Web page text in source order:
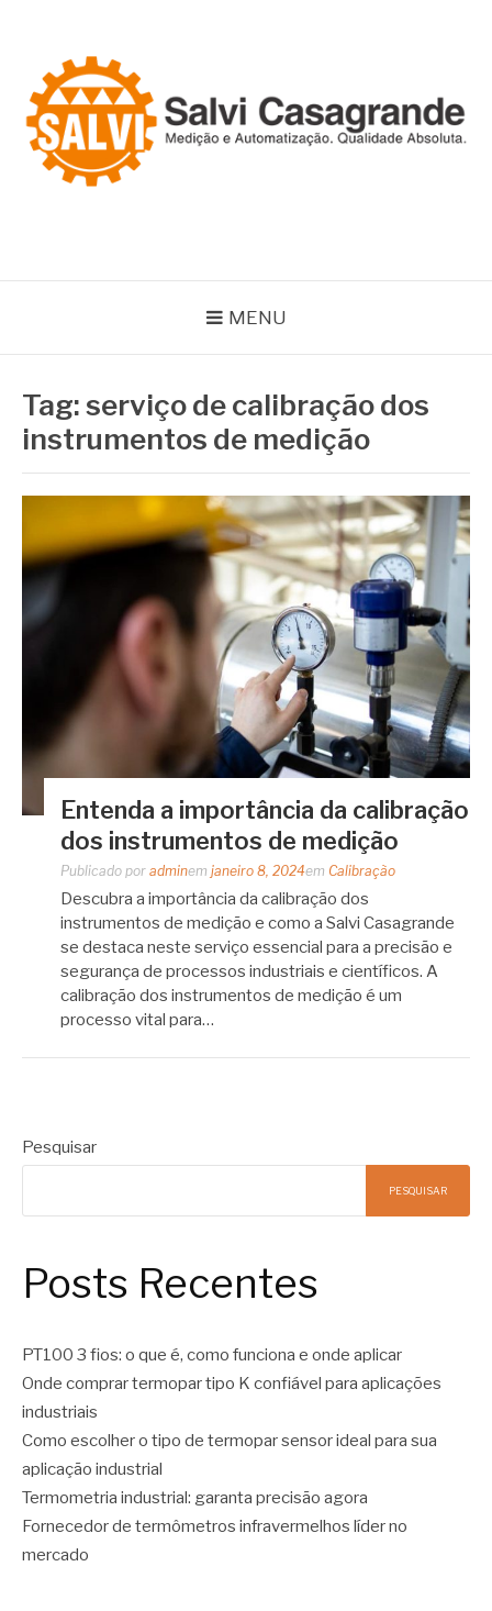
conteúdo
MENU
Tag:serviço de calibração dos
instrumentos de medição
Entenda a importância da calibração
dos instrumentos de medição
Publicado por adminem janeiro 8, 2024em Calibração
Descubra a importância da calibração dos
instrumentos de medição e como a Salvi Casagrande
se destaca neste serviço essencial para a precisão e
segurança de processos industriais e científicos. A
calibração dos instrumentos de medição é um
processo vital para…
Pesquisar
PESQUISAR
Posts Recentes
PT100 3 fios: o que é, como funciona e onde aplicar
Onde comprar termopar tipo K confiável para aplicações
industriais
Como escolher o tipo de termopar sensor ideal para sua
aplicação industrial
Termometria industrial: garanta precisão agora
Fornecedor de termômetros infravermelhos líder no
mercado